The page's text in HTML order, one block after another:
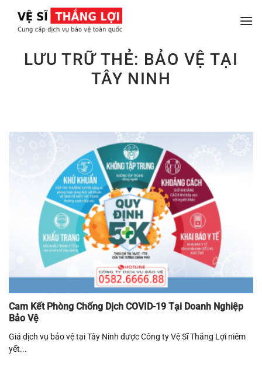
Chuyển
LƯU TRỮ THẺ: BẢO VỆ TẠI
TÂY NINH
Cam Kết Phòng Chống Dịch COVID-19 Tại Doanh Nghiệp
Bảo Vệ
Giá dịch vụ bảo vệ tại Tây Ninh được Công ty Vệ Sĩ Thắng Lợi niêm
yết...